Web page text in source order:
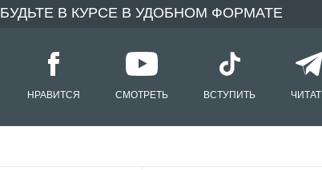
БУДЬТЕ В КУРСЕ В УДОБНОМ ФОРМАТЕ
НРАВИТСЯ СМОТРЕТЬ ВСТУПИТЬ